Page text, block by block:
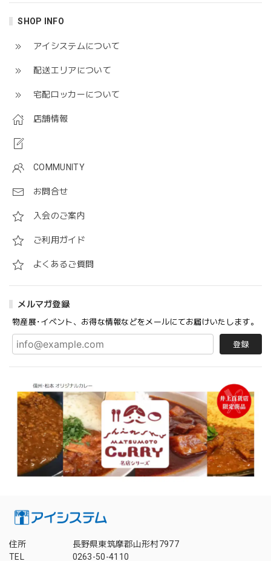
SHOP INFO
アイシステムについて
配送エリアについて
宅配ロッカーについて
店舗情報
COMMUNITY
お問合せ
入会のご案内
ご利用ガイド
よくあるご質問
メルマガ登録
物産展･イベント、お得な情報などをメールにてお届けいたします。
登録
住所
長野県東筑摩郡山形村7977
TEL
0263-50-4110